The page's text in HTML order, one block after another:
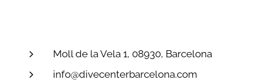
Moll de la Vela 1, 08930, Barcelona
info@divecenterbarcelona.com